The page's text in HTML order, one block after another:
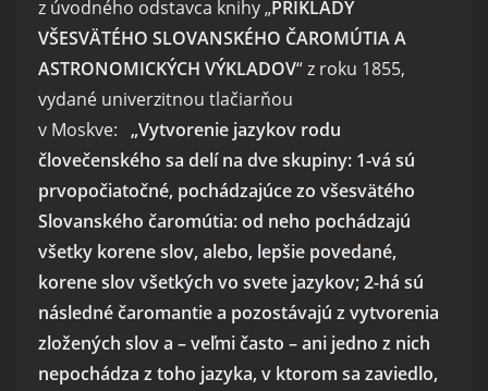
z úvodného odstavca knihy „PRÍKLADY
VŠESVÄTÉHO SLOVANSKÉHO ČAROMÚTIA A
ASTRONOMICKÝCH VÝKLADOV“ z roku 1855,
vydané univerzitnou tlačiarňou
v Moskve: „Vytvorenie jazykov rodu
človečenského sa delí na dve skupiny: 1-vá sú
prvopočiatočné, pochádzajúce zo všesvätého
Slovanského čaromútia: od neho pochádzajú
všetky korene slov, alebo, lepšie povedané,
korene slov všetkých vo svete jazykov; 2-há sú
následné čaromantie a pozostávajú z vytvorenia
zložených slov a – veľmi často – ani jedno z nich
nepochádza z toho jazyka, v ktorom sa zaviedlo,